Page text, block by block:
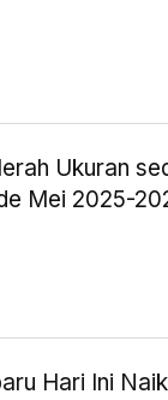
Ukuran
Mei 2025-
Hari Ini